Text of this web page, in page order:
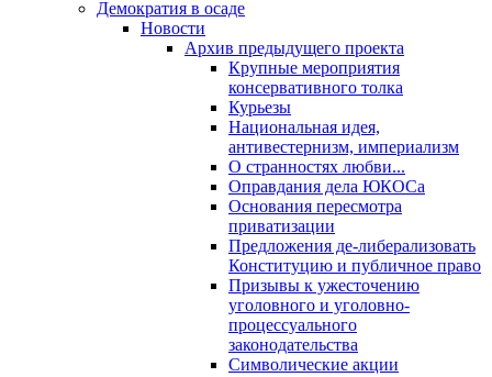
Демократия в осаде
Новости
Архив предыдущего проекта
Крупные мероприятия
консервативного толка
Курьезы
Национальная идея,
антивестернизм, империализм
О странностях любви...
Оправдания дела ЮКОСа
Основания пересмотра
приватизации
Предложения де-либерализовать
Конституцию и публичное право
Призывы к ужесточению
уголовного и уголовно-
процессуального
законодательства
Символические акции